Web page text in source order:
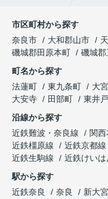
市区町村から探す
奈良市
大和郡山市
磯城郡田原本町
磯城
町名から探す
法蓮町
東九条町 大
大安寺
田部町 東井
沿線から探す
近鉄難波・奈良線
関西
近鉄橿原線
近鉄京都線
近鉄生駒線
近鉄けいは
駅から探す
近鉄奈良
奈良 新大宮